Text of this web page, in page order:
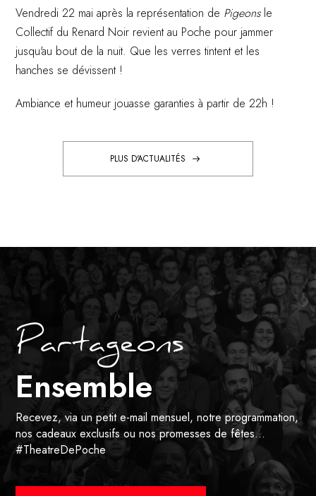
Vendredi 22 mai après la représentation de Pigeons le
Collectif du Renard Noir revient au Poche pour jammer
jusqu'au bout de la nuit. Que les verres tintent et les
hanches se dévissent !
Ambiance et humeur jouasse garanties à partir de 22h !
PLUS D'ACTUALITÉS
Partageons
Ensemble
Recevez, via un petit e-mail mensuel, notre programmation,
nos cadeaux exclusifs ou nos promesses de fêtes…
#TheatreDePoche